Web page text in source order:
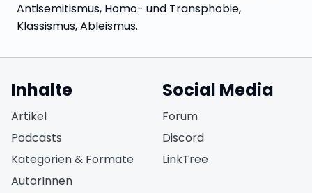
Antisemitismus, Homo- und Transphobie,
Klassismus, Ableismus.
Inhalte
Artikel
Podcasts
Kategorien & Formate
AutorInnen
Social Media
Forum(öffnet in neuem
Discord(öffnet in neuem
LinkTree(öffnet in neuem